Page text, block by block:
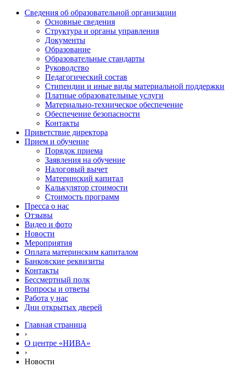
Сведения об образовательной организации
Основные сведения
Структура и органы управления
Документы
Образование
Образовательные стандарты
Руководство
Педагогический состав
Стипендии и иные виды материальной поддержки
Платные образовательные услуги
Материально-техническое обеспечение
Обеспечение безопасности
Контакты
Приветствие директора
Прием и обучение
Порядок приема
Заявления на обучение
Налоговый вычет
Материнский капитал
Калькулятор стоимости
Стоимость программ
Пресса о нас
Отзывы
Видео и фото
Новости
Мероприятия
Оплата материнским капиталом
Банковские реквизиты
Контакты
Бессмертный полк
Вопросы и ответы
Работа у нас
Дни открытых дверей
Главная страница
›
О центре «НИВА»
›
Новости